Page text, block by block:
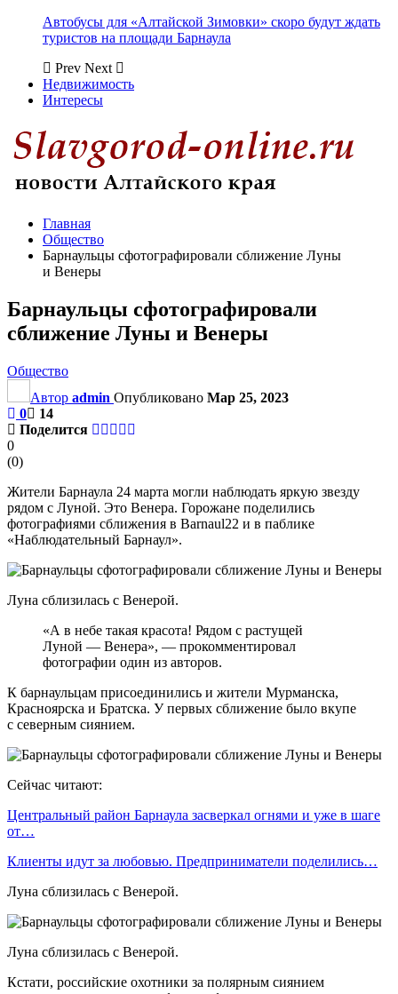
Автобусы для «Алтайской Зимовки» скоро будут ждать
туристов на площади Барнаула
Prev Next
Недвижимость
Интересы
Главная
Общество
Барнаульцы сфотографировали сближение Луны
и Венеры
Барнаульцы сфотографировали
сближение Луны и Венеры
Общество
Автор admin Опубликовано Мар 25, 2023
0
14
Поделится
0
(0)
Жители Барнаула 24 марта могли наблюдать яркую звезду
рядом с Луной. Это Венера. Горожане поделились
фотографиями сближения в Barnaul22 и в паблике
«Наблюдательный Барнаул».
Луна сблизилась с Венерой.
«А в небе такая красота! Рядом с растущей
Луной — Венера», — прокомментировал
фотографии один из авторов.
К барнаульцам присоединились и жители Мурманска,
Красноярска и Братска. У первых сближение было вкупе
с северным сиянием.
Сейчас читают:
Центральный район Барнаула засверкал огнями и уже в шаге
от…
Клиенты идут за любовью. Предприниматели поделились…
Луна сблизилась с Венерой.
Луна сблизилась с Венерой.
Кстати, российские охотники за полярным сиянием